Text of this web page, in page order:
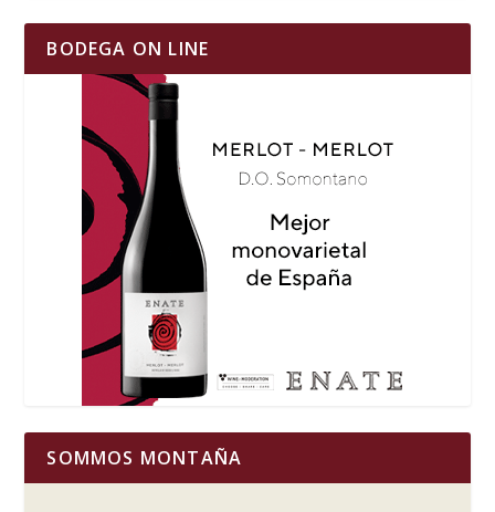
BODEGA ON LINE
SOMMOS MONTAÑA